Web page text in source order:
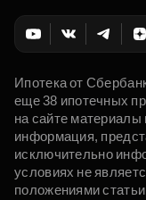
Ипотека от
еще 38 ипотечных
на сайте
информация,
исключительно
условиях не
положениями